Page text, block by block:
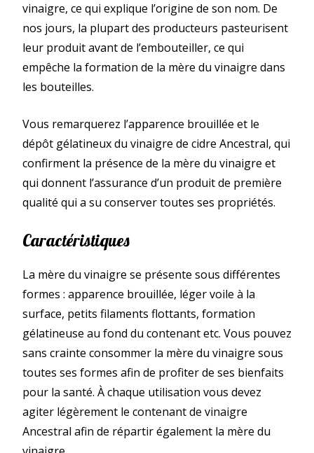
vinaigre, ce qui explique l’origine de son nom. De
nos jours, la plupart des producteurs pasteurisent
leur produit avant de l’embouteiller, ce qui
empêche la formation de la mère du vinaigre dans
les bouteilles.
Vous remarquerez l’apparence brouillée et le
dépôt gélatineux du vinaigre de cidre Ancestral, qui
confirment la présence de la mère du vinaigre et
qui donnent l’assurance d’un produit de première
qualité qui a su conserver toutes ses propriétés.
Caractéristiques
La mère du vinaigre se présente sous différentes
formes : apparence brouillée, léger voile à la
surface, petits filaments flottants, formation
gélatineuse au fond du contenant etc. Vous pouvez
sans crainte consommer la mère du vinaigre sous
toutes ses formes afin de profiter de ses bienfaits
pour la santé. À chaque utilisation vous devez
agiter légèrement le contenant de vinaigre
Ancestral afin de répartir également la mère du